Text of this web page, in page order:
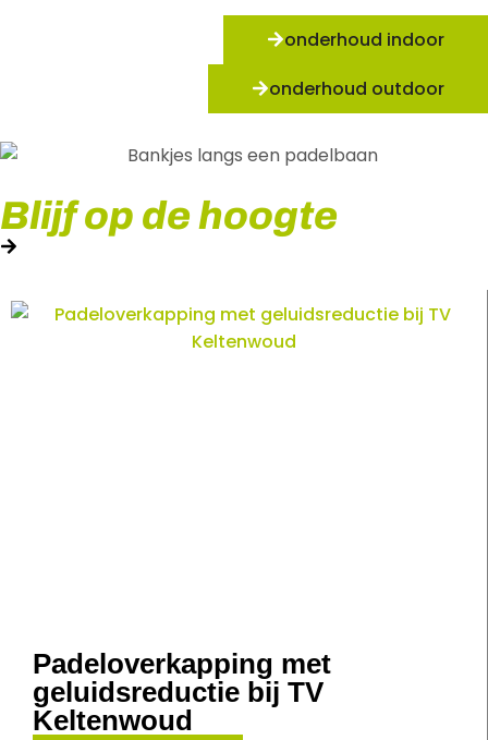
onderhoud indoor
onderhoud outdoor
Blijf op de hoogte
Padeloverkapping met
geluidsreductie bij TV
Keltenwoud